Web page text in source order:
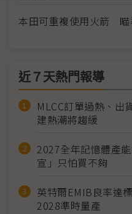
本田可重複使用火箭 瞄
近７天熱門報導
MLCC訂單過熱、
建熱潮將趨緩
2027全年記憶體產
宣」只怕買不夠
英特爾EMIB良率達
2028準時量產